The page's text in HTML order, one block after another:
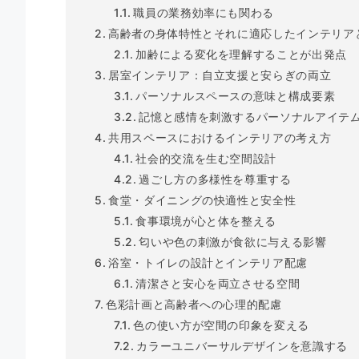
職員の業務効率にも関わる
高齢者の身体特性とそれに適応したインテリア
加齢による変化を理解することが出発点
居室インテリア：自立支援と安らぎの両立
パーソナルスペースの意味と構成要素
記憶と感情を刺激するパーソナルアイテ
共用スペースにおけるインテリアの考え方
社会的交流を生む空間設計
過ごし方の多様性を尊重する
食堂・ダイニングの快適性と安全性
食事環境が心と体を整える
匂いや色の刺激が食欲に与える影響
浴室・トイレの設計とインテリア配慮
清潔さと安心を両立させる空間
色彩計画と高齢者への心理的配慮
色の使い方が空間の印象を変える
カラーユニバーサルデザインを意識する